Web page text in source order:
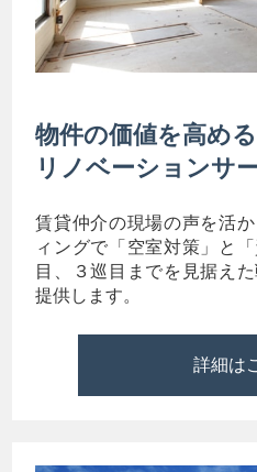
物件の価値を高める
リノベーションサ
賃貸仲介の現場の声を活
ィングで「空室対策」と
目、３巡目までを見据え
提供します。
詳細は